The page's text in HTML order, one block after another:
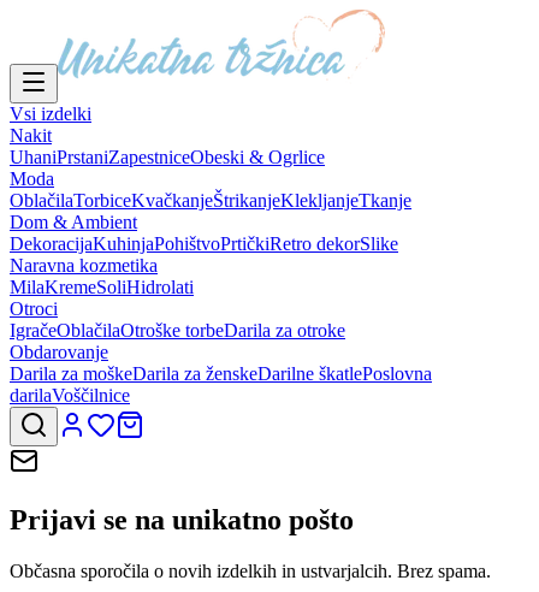
Vsi izdelki
Nakit
UhaniPrstaniZapestniceObeski & Ogrlice
Moda
OblačilaTorbiceKvačkanjeŠtrikanjeKlekljanjeTkanje
Dom & Ambient
DekoracijaKuhinjaPohištvoPrtičkiRetro dekorSlike
Naravna kozmetika
MilaKremeSoliHidrolati
Otroci
IgračeOblačilaOtroške torbeDarila za otroke
Obdarovanje
Darila za moškeDarila za ženskeDarilne škatlePoslovna
darilaVoščilnice
Prijavi se na unikatno pošto
Občasna sporočila o novih izdelkih in ustvarjalcih. Brez spama.